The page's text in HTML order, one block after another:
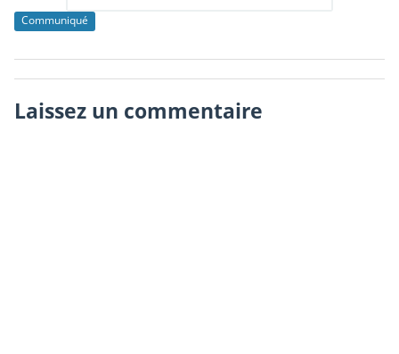
Communiqué
Laissez un commentaire